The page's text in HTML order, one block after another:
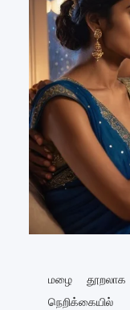
மழை தூறலாக